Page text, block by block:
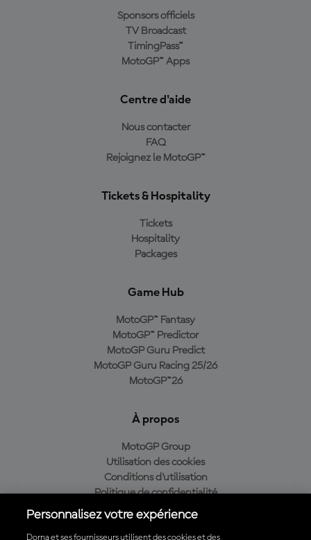
Sponsors officiels
TV Broadcast
TimingPass™
MotoGP™ Apps
Centre d'aide
Nous contacter
FAQ
Rejoignez le MotoGP™
Tickets & Hospitality
Tickets
Hospitality
Packages
Game Hub
MotoGP™ Fantasy
MotoGP™ Predictor
MotoGP Guru Predict
MotoGP Guru Racing 25/26
MotoGP™26
À propos
MotoGP Group
Utilisation des cookies
Conditions d'utilisation
Politique de confidentialité
Politique d’achat
Personnalisez votre expérience
Dorna et ses fournisseurs utilisent des cookies et des